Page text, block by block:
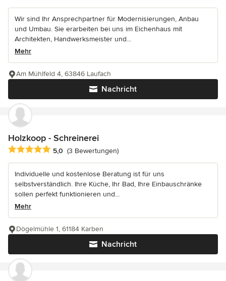
Wir sind Ihr Ansprechpartner für Modernisierungen, Anbau
und Umbau. Sie erarbeiten bei uns im Eichenhaus mit
Architekten, Handwerksmeister und...
Mehr
Nachricht
Am Mühlfeld 4, 63846 Laufach
Holzkoop - Schreinerei
Durchschnittliche Bewertung: 5 von 5 Sternen
5,0 (3 Bewertungen)
Individuelle und kostenlose Beratung ist für uns
selbstverständlich. Ihre Küche, Ihr Bad, Ihre Einbauschränke
sollen perfekt funktionieren und...
Mehr
Nachricht
Dögelmühle 1, 61184 Karben